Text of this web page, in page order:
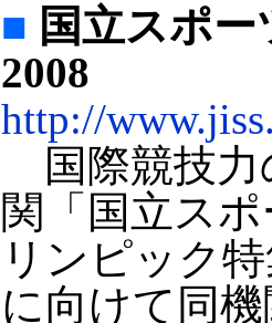
■ 国立スポ
2008
http://
国際競技力
関「国立ス
リンピック
に向けて同